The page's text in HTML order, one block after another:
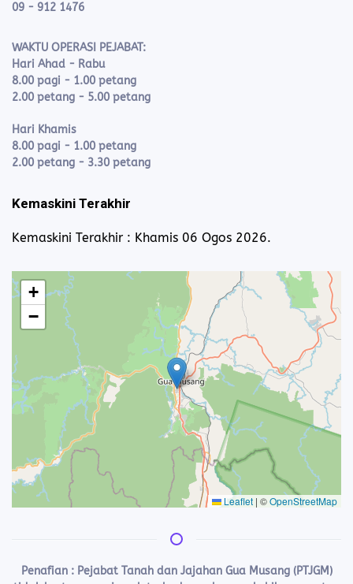
09 - 912 1476
WAKTU OPERASI PEJABAT:
Hari Ahad - Rabu
8.00 pagi - 1.00 petang
2.00 petang - 5.00 petang
Hari Khamis
8.00 pagi - 1.00 petang
2.00 petang - 3.30 petang
Kemaskini Terakhir
Kemaskini Terakhir : Khamis 06 Ogos 2026.
+
−
Leaflet | ©OpenStreetMap
Penafian : Pejabat Tanah dan Jajahan Gua Musang (PTJGM)